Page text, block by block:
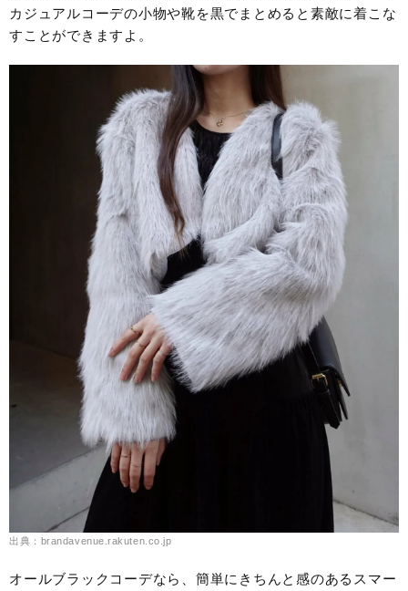
カジュアルコーデの小物や靴を黒でまとめると素敵に着こな
すことができますよ。
出典：brandavenue.rakuten.co.jp
オールブラックコーデなら、簡単にきちんと感のあるスマー